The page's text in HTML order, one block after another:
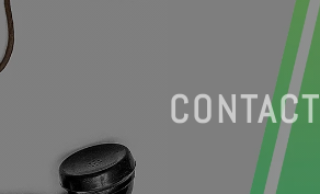
CONTACT